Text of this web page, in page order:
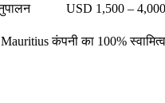
USD 1,500 – 4,000
Mauritius कंपनी का 100%